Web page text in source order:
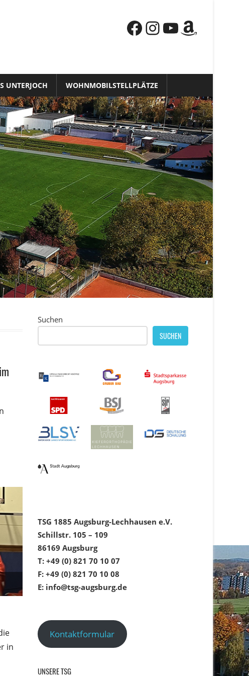
Facebook
Instagram
YouTube
Amazon
UNTERJOCH WOHNMOBILSTELLPLÄTZE
in
Suchen
SUCHEN
TSG 1885 Augsburg-Lechhausen e.V.
Schillstr. 105 – 109
86169 Augsburg
T: +49 (0) 821 70 10 07
F: +49 (0) 821 70 10 08
E: info@tsg-augsburg.de
Kontaktformular
UNSERE TSG